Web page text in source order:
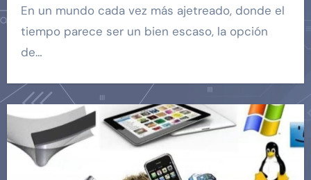
En un mundo cada vez más ajetreado, donde el
tiempo parece ser un bien escaso, la opción
de…